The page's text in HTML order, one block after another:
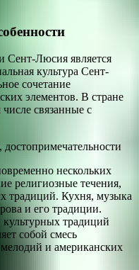
Сент-Люсия является
культура Сент-
сочетание
элементов. В стране
связанные с
нескольких
религиозные течения,
традиций. Кухня, музыка
и его традиции.
традиций
собой смесь
и американских